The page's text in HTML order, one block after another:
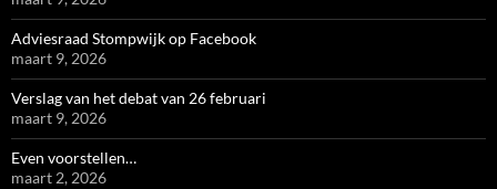
Adviesraad Stompwijk op Facebook
maart 9, 2026
Verslag van het debat van 26 februari
maart 9, 2026
Even voorstellen…
maart 2, 2026